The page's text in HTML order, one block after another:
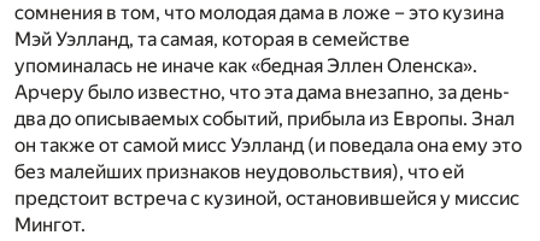
сомнения в том, что молодая дама в ложе – это кузина
Мэй Уэлланд, та самая, которая в семействе
упоминалась не иначе как «бедная Эллен Оленска».
Арчеру было известно, что эта дама внезапно, за день-
два до описываемых событий, прибыла из Европы. Знал
он также от самой мисс Уэлланд (и поведала она ему это
без малейших признаков неудовольствия), что ей
предстоит встреча с кузиной, остановившейся у миссис
Мингот.